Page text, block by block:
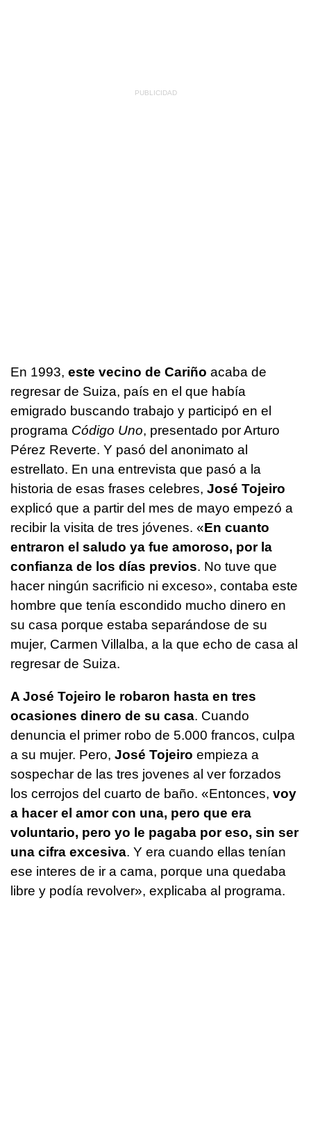
En 1993, este vecino de Cariño acaba de
regresar de Suiza, país en el que había
emigrado buscando trabajo y participó en el
programa Código Uno, presentado por Arturo
Pérez Reverte. Y pasó del anonimato al
estrellato. En una entrevista que pasó a la
historia de esas frases celebres, José Tojeiro
explicó que a partir del mes de mayo empezó a
recibir la visita de tres jóvenes. «En cuanto
entraron el saludo ya fue amoroso, por la
confianza de los días previos. No tuve que
hacer ningún sacrificio ni exceso», contaba este
hombre que tenía escondido mucho dinero en
su casa porque estaba separándose de su
mujer, Carmen Villalba, a la que echo de casa al
regresar de Suiza.
A José Tojeiro le robaron hasta en tres
ocasiones dinero de su casa. Cuando
denuncia el primer robo de 5.000 francos, culpa
a su mujer. Pero, José Tojeiro empieza a
sospechar de las tres jovenes al ver forzados
los cerrojos del cuarto de baño. «Entonces, voy
a hacer el amor con una, pero que era
voluntario, pero yo le pagaba por eso, sin ser
una cifra excesiva. Y era cuando ellas tenían
ese interes de ir a cama, porque una quedaba
libre y podía revolver», explicaba al programa.